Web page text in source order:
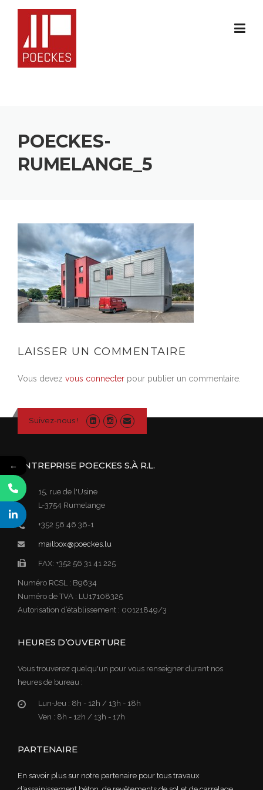
POECKES-
RUMELANGE_5
LAISSER UN COMMENTAIRE
Vous devez vous connecter pour publier un commentaire.
Suivez-nous !
ENTREPRISE POECKES S.À R.L.
15, rue de l'Usine
L-3754 Rumelange
+352 56 46 36-1
mailbox@poeckes.lu
FAX: +352 56 31 41 225
Numéro RCSL : B9634
Numéro de TVA : LU17108325
Autorisation d’établissement : 00121849/3
HEURES D’OUVERTURE
Vous trouverez quelqu'un pour vous renseigner durant nos
heures de bureau :
Lun-Jeu : 8h - 12h / 13h - 18h
Ven : 8h - 12h / 13h - 17h
PARTENAIRE
En savoir plus sur notre partenaire pour tous travaux
←